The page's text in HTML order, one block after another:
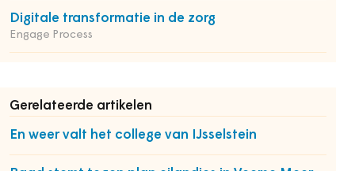
Digitale transformatie in de zorg
Engage Process
Gerelateerde artikelen
En weer valt het college van IJsselstein